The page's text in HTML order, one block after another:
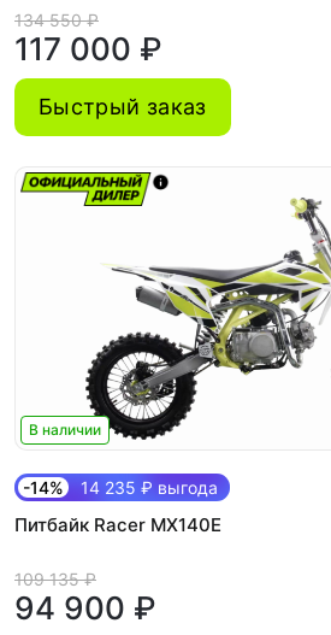
134 550 ₽
117 000 ₽
Быстрый заказ
В наличии
-14% 14 235 ₽ выгода
Питбайк Racer MX140E
109 135 ₽
94 900 ₽